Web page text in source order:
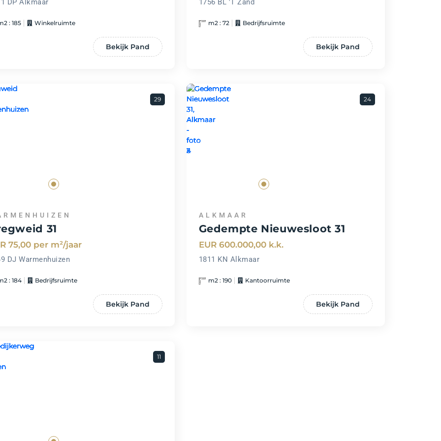
DP Alkmaar
: 185 Winkelruimte
Bekijk Pand
1756 BL 'T Zand
m2 : 72 Bedrijfsruimte
Bekijk Pand
29
31
75,00 per m²/jaar
DJ Warmenhuizen
: 184 Bedrijfsruimte
Bekijk Pand
24
ALKMAAR
Gedempte Nieuwesloot 31
EUR 600.000,00k.k.
1811 KN Alkmaar
m2 : 190 Kantoorruimte
Bekijk Pand
11